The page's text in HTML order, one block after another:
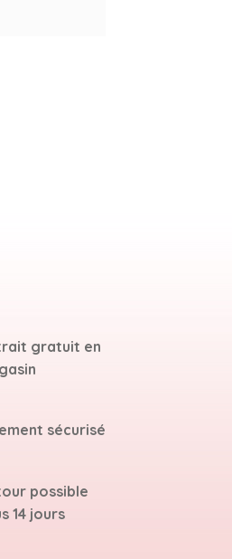
gratuit en
sécurisé
possible
14 jours